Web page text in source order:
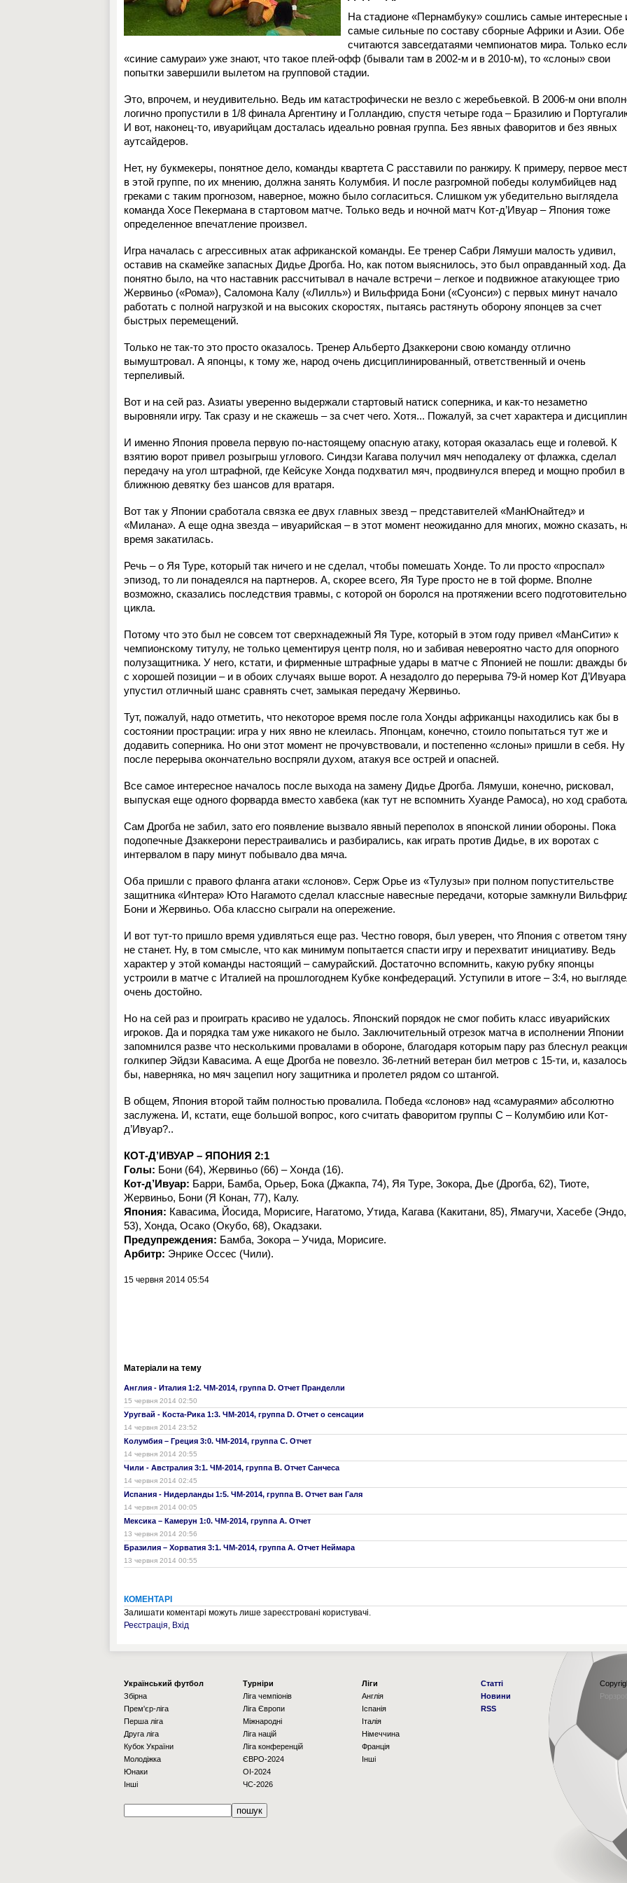
На стадионе «Пернамбуку» сошлись самые интересные
самые сильные по составу сборные Африки и Азии. Обе
считаются завсегдатаями чемпионатов мира. Только
«синие самураи» уже знают, что такое плей-офф (бывали там в 2002-м и в 2010-м), то «слоны» свои
попытки завершили вылетом на групповой стадии.
Это, впрочем, и неудивительно. Ведь им катастрофически не везло с жеребьевкой. В 2006-м они
логично пропустили в 1/8 финала Аргентину и Голландию, спустя четыре года – Бразилию и
И вот, наконец-то, ивуарийцам досталась идеально ровная группа. Без явных фаворитов и без явных
аутсайдеров.
Нет, ну букмекеры, понятное дело, команды квартета С расставили по ранжиру. К примеру, первое
в этой группе, по их мнению, должна занять Колумбия. И после разгромной победы колумбийцев над
греками с таким прогнозом, наверное, можно было согласиться. Слишком уж убедительно выглядела
команда Хосе Пекермана в стартовом матче. Только ведь и ночной матч Кот-д’Ивуар – Япония тоже
определенное впечатление произвел.
Игра началась с агрессивных атак африканской команды. Ее тренер Сабри Лямуши малость удивил,
оставив на скамейке запасных Дидье Дрогба. Но, как потом выяснилось, это был оправданный ход.
понятно было, на что наставник рассчитывал в начале встречи – легкое и подвижное атакующее трио
Жервиньо («Рома»), Саломона Калу («Лилль») и Вильфрида Бони («Суонси») с первых минут начало
работать с полной нагрузкой и на высоких скоростях, пытаясь растянуть оборону японцев за счет
быстрых перемещений.
Только не так-то это просто оказалось. Тренер Альберто Дзаккерони свою команду отлично
вымуштровал. А японцы, к тому же, народ очень дисциплинированный, ответственный и очень
терпеливый.
Вот и на сей раз. Азиаты уверенно выдержали стартовый натиск соперника, и как-то незаметно
выровняли игру. Так сразу и не скажешь – за счет чего. Хотя... Пожалуй, за счет характера и
И именно Япония провела первую по-настоящему опасную атаку, которая оказалась еще и голевой. К
взятию ворот привел розыгрыш углового. Синдзи Кагава получил мяч неподалеку от флажка, сделал
передачу на угол штрафной, где Кейсуке Хонда подхватил мяч, продвинулся вперед и мощно пробил в
ближнюю девятку без шансов для вратаря.
Вот так у Японии сработала связка ее двух главных звезд – представителей «МанЮнайтед» и
«Милана». А еще одна звезда – ивуарийская – в этот момент неожиданно для многих, можно сказать,
время закатилась.
Речь – о Яя Туре, который так ничего и не сделал, чтобы помешать Хонде. То ли просто «проспал»
эпизод, то ли понадеялся на партнеров. А, скорее всего, Яя Туре просто не в той форме. Вполне
возможно, сказались последствия травмы, с которой он боролся на протяжении всего
цикла.
Потому что это был не совсем тот сверхнадежный Яя Туре, который в этом году привел «МанСити» к
чемпионскому титулу, не только цементируя центр поля, но и забивая невероятно часто для опорного
полузащитника. У него, кстати, и фирменные штрафные удары в матче с Японией не пошли: дважды
с хорошей позиции – и в обоих случаях выше ворот. А незадолго до перерыва 79-й номер Кот Д’Ивуара
упустил отличный шанс сравнять счет, замыкая передачу Жервиньо.
Тут, пожалуй, надо отметить, что некоторое время после гола Хонды африканцы находились как бы в
состоянии прострации: игра у них явно не клеилась. Японцам, конечно, стоило попытаться тут же и
додавить соперника. Но они этот момент не прочувствовали, и постепенно «слоны» пришли в себя. Ну
после перерыва окончательно воспряли духом, атакуя все острей и опасней.
Все самое интересное началось после выхода на замену Дидье Дрогба. Лямуши, конечно, рисковал,
выпуская еще одного форварда вместо хавбека (как тут не вспомнить Хуанде Рамоса), но ход
Сам Дрогба не забил, зато его появление вызвало явный переполох в японской линии обороны. Пока
подопечные Дзаккерони перестраивались и разбирались, как играть против Дидье, в их воротах с
интервалом в пару минут побывало два мяча.
Оба пришли с правого фланга атаки «слонов». Серж Орье из «Тулузы» при полном попустительстве
защитника «Интера» Юто Нагамото сделал классные навесные передачи, которые замкнули
Бони и Жервиньо. Оба классно сыграли на опережение.
И вот тут-то пришло время удивляться еще раз. Честно говоря, был уверен, что Япония с ответом
не станет. Ну, в том смысле, что как минимум попытается спасти игру и перехватит инициативу. Ведь
характер у этой команды настоящий – самурайский. Достаточно вспомнить, какую рубку японцы
устроили в матче с Италией на прошлогоднем Кубке конфедераций. Уступили в итоге – 3:4, но
очень достойно.
Но на сей раз и проиграть красиво не удалось. Японский порядок не смог побить класс ивуарийских
игроков. Да и порядка там уже никакого не было. Заключительный отрезок матча в исполнении Японии
запомнился разве что несколькими провалами в обороне, благодаря которым пару раз блеснул
голкипер Эйдзи Кавасима. А еще Дрогба не повезло. 36-летний ветеран бил метров с 15-ти, и, казалось
бы, наверняка, но мяч зацепил ногу защитника и пролетел рядом со штангой.
В общем, Япония второй тайм полностью провалила. Победа «слонов» над «самураями» абсолютно
заслужена. И, кстати, еще большой вопрос, кого считать фаворитом группы С – Колумбию или Кот-
д’Ивуар?..
КОТ-Д’ИВУАР – ЯПОНИЯ 2:1
Голы: Бони (64), Жервиньо (66) – Хонда (16).
Кот-д’Ивуар: Барри, Бамба, Орьер, Бока (Джакпа, 74), Яя Туре, Зокора, Дье (Дрогба, 62), Тиоте,
Жервиньо, Бони (Я Конан, 77), Калу.
Япония: Кавасима, Йосида, Морисиге, Нагатомо, Утида, Кагава (Какитани, 85), Ямагучи, Хасебе (Эндо,
53), Хонда, Осако (Окубо, 68), Окадзаки.
Предупреждения: Бамба, Зокора – Учида, Морисиге.
Арбитр: Энрике Оссес (Чили).
15 червня 2014 05:54
Матеріали на тему
Англия - Италия 1:2. ЧМ-2014, группа D. Отчет Пранделли
15 червня 2014 02:50
Уругвай - Коста-Рика 1:3. ЧМ-2014, группа D. Отчет о сенсации
14 червня 2014 23:52
Колумбия – Греция 3:0. ЧМ-2014, группа С. Отчет
14 червня 2014 20:55
Чили - Австралия 3:1. ЧМ-2014, группа B. Отчет Санчеса
14 червня 2014 02:45
Испания - Нидерланды 1:5. ЧМ-2014, группа B. Отчет ван Галя
14 червня 2014 00:05
Мексика – Камерун 1:0. ЧМ-2014, группа А. Отчет
13 червня 2014 20:56
Бразилия – Хорватия 3:1. ЧМ-2014, группа А. Отчет Неймара
13 червня 2014 00:55
КОМЕНТАРІ
Залишати коментарі можуть лише зареєстровані користувачі.
Реєстрація, Вхід
Українcький футбол
Збірна
Прем'єр-ліга
Перша ліга
Друга ліга
Кубок України
Молодіжка
Юнаки
Інші
Турніри
Ліга чемпіонів
Ліга Європи
Міжнародні
Ліга націй
Ліга конференцій
ЄВРО-2024
OI-2024
ЧС-2026
Ліги
Англія
Іспанія
Італія
Німеччина
Франція
Інші
Статті
Новини
RSS